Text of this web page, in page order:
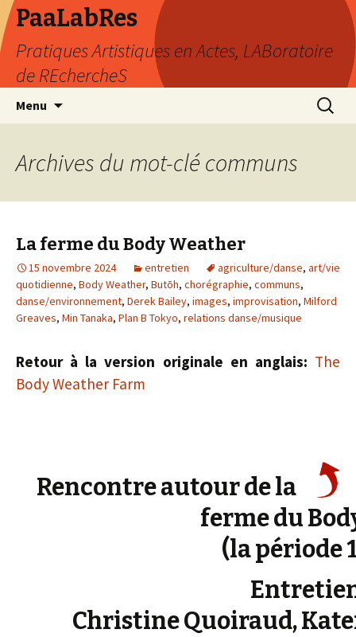
PaaLabRes
Pratiques Artistiques en Actes, LABoratoire
de REchercheS
Menu
principal
Archives du mot-clé communs
La ferme du Body Weather
15 novembre 2024 entretien agriculture/danse, art/vie
quotidienne, Body Weather, Butōh, chorégraphie, communs,
danse/environnement, Derek Bailey, images, improvisation, Milford
Greaves, Min Tanaka, Plan B Tokyo, relations danse/musique
Retour à la version originale en anglais: The
Body Weather Farm
Rencontre autour de la
ferme du
(la période
Christine Quoiraud,